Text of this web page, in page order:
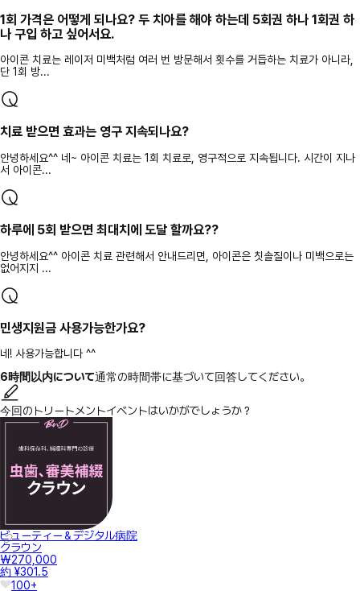
1회 가격은 어떻게 되나요? 두 치아를 해야 하는데 5회권 하나 1회권 하
나 구입 하고 싶어서요.
아이콘 치료는 레이저 미백처럼 여러 번 방문해서 횟수를 거듭하는 치료가 아니라,
단 1회 방...
치료 받으면 효과는 영구 지속되나요?
안녕하세요^^ 네~ 아이콘 치료는 1회 치료로, 영구적으로 지속됩니다. 시간이 지나
서 아이콘...
하루에 5회 받으면 최대치에 도달 할까요??
안녕하세요^^ 아이콘 치료 관련해서 안내드리면, 아이콘은 칫솔질이나 미백으로는
없어지지 ...
민생지원금 사용가능한가요?
네! 사용가능합니다 ^^
6時間以内について通常の時間帯に基づいて回答してください。
今回のトリートメントイベントはいかがでしょうか？
ビューティー＆デジタル病院
クラウン
₩270,000
約 ¥301.5
100+